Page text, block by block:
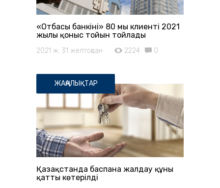
«Отбасы банкінің» 80 мың клиенті 2021
жылы қоныс тойын тойлады
2021 ж. 31 желтоқсан 2224 0
ЖАҢАЛЫҚТАР
Қазақстанда баспана жалдау құны
қатты көтерілді